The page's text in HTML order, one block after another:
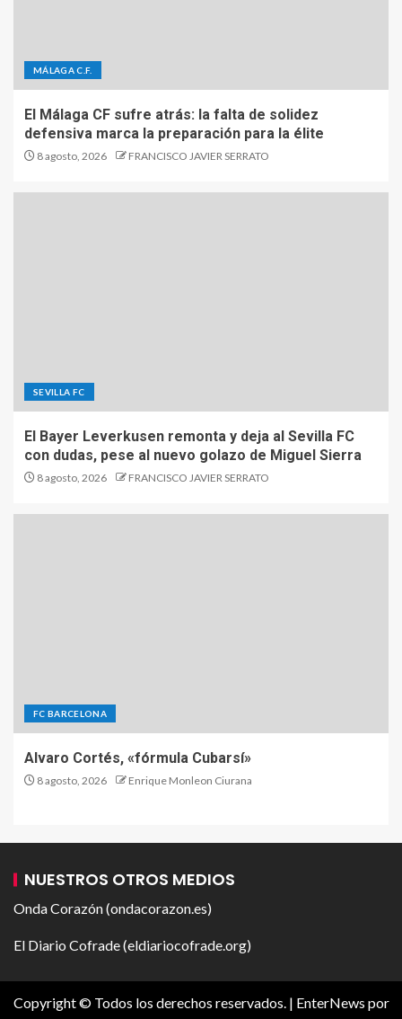
MÁLAGA C.F.
El Málaga CF sufre atrás: la falta de solidez
defensiva marca la preparación para la élite
8 agosto, 2026 FRANCISCO JAVIER SERRATO
SEVILLA FC
El Bayer Leverkusen remonta y deja al Sevilla FC
con dudas, pese al nuevo golazo de Miguel Sierra
8 agosto, 2026 FRANCISCO JAVIER SERRATO
FC BARCELONA
Alvaro Cortés, «fórmula Cubarsí»
8 agosto, 2026 Enrique Monleon Ciurana
NUESTROS OTROS MEDIOS
Onda Corazón (ondacorazon.es)
El Diario Cofrade (eldiariocofrade.org)
Copyright © Todos los derechos reservados. | EnterNews por